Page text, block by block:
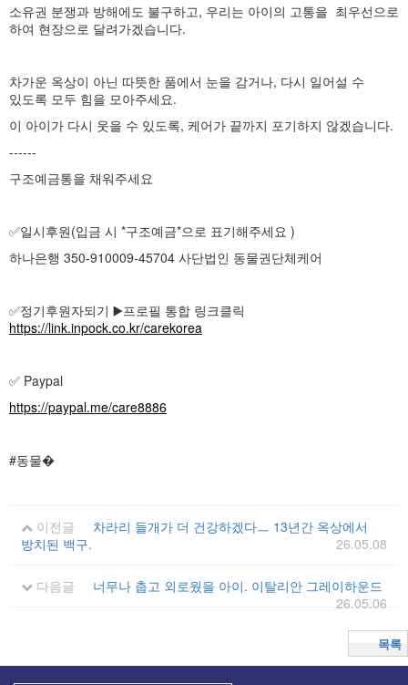
소유권 분쟁과 방해에도 불구하고, 우리는 아이의 고통을 최우선으로
하여 현장으로 달려가겠습니다.
차가운 옥상이 아닌 따뜻한 품에서 눈을 감거나, 다시 일어설 수
있도록 모두 힘을 모아주세요.
이 아이가 다시 웃을 수 있도록, 케어가 끝까지 포기하지 않겠습니다.
------
구조예금통을 채워주세요
✅️일시후원(입금 시 *구조예금*으로 표기해주세요 )
하나은행 350-910009-45704 사단법인 동물권단체케어
✅️정기후원자되기 ▶️프로필 통합 링크클릭
https://link.inpock.co.kr/carekorea
✅ Paypal
https://paypal.me/care8886
#동물�
이전글
차라리 들개가 더 건강하겠다ㅡ 13년간 옥상에서
방치된 백구.
26.05.08
다음글
너무나 춥고 외로웠을 아이. 이탈리안 그레이하운드
26.05.06
목록